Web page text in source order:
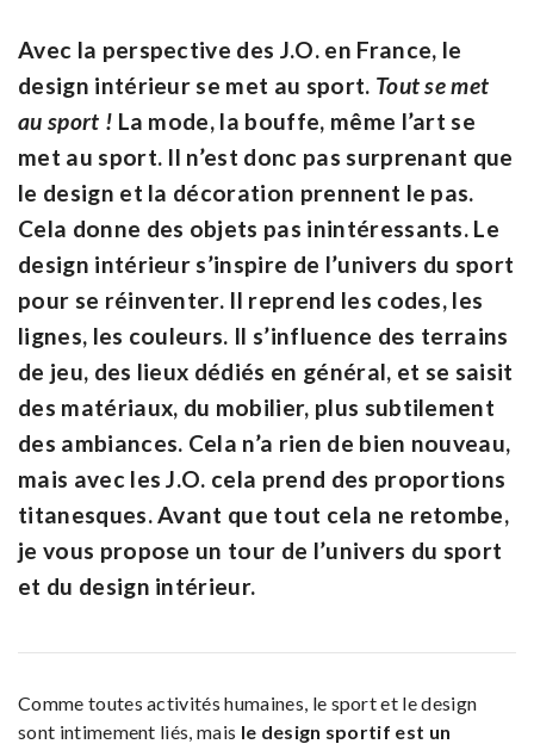
Avec la perspective des J.O. en France, le
design intérieur se met au sport. Tout se met
au sport ! La mode, la bouffe, même l’art se
met au sport. Il n’est donc pas surprenant que
le design et la décoration prennent le pas.
Cela donne des objets pas inintéressants. Le
design intérieur s’inspire de l’univers du sport
pour se réinventer. Il reprend les codes, les
lignes, les couleurs. Il s’influence des terrains
de jeu, des lieux dédiés en général, et se saisit
des matériaux, du mobilier, plus subtilement
des ambiances. Cela n’a rien de bien nouveau,
mais avec les J.O. cela prend des proportions
titanesques. Avant que tout cela ne retombe,
je vous propose un tour de l’univers du sport
et du design intérieur.
Comme toutes activités humaines, le sport et le design
sont intimement liés, mais le design sportif est un